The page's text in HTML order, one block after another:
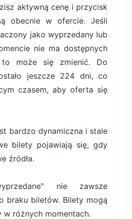
aktywną cenę i przycisk
obecnie w ofercie. Jeśli
jako wyprzedany lub
nie ma dostępnych
może się zmienić. Do
jeszcze 224 dni, co
czasem, aby oferta się
bardzo dynamiczna i stale
bilety pojawiają się, gdy
źródła.
nie zawsze
braku biletów. Bilety mogą
różnych momentach.